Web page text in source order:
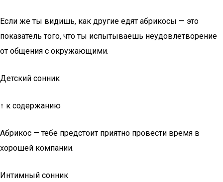
Если же ты видишь, как другие едят абрикосы — это
показатель того, что ты испытываешь неудовлетворение
от общения с окружающими.
Детский сонник
↑ к содержанию
Абрикос — тебе предстоит приятно провести время в
хорошей компании.
Интимный сонник